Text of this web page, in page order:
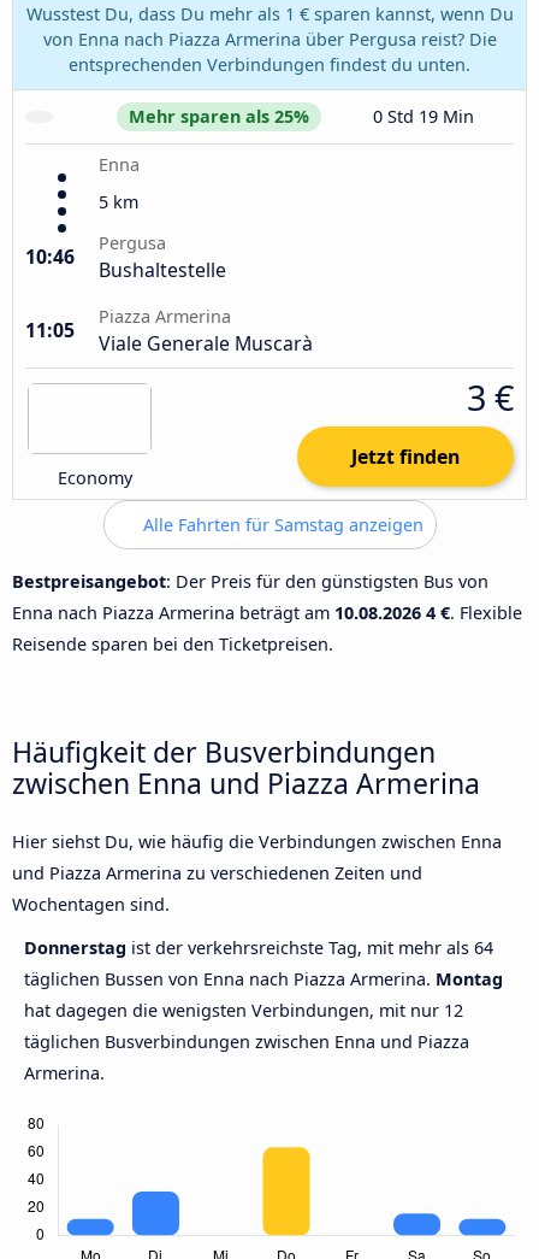
Wusstest Du, dass Du mehr als 1 € sparen kannst, wenn Du
von Enna nach Piazza Armerina über Pergusa reist? Die
entsprechenden Verbindungen findest du unten.
Mehr sparen als 25% 0 Std 19 Min
Enna
5 km
10:46
Pergusa
Bushaltestelle
11:05
Piazza Armerina
Viale Generale Muscarà
Economy
3 €
Jetzt finden
Alle Fahrten für Samstag anzeigen
Bestpreisangebot: Der Preis für den günstigsten Bus von
Enna nach Piazza Armerina beträgt am 10.08.2026 4 €. Flexible
Reisende sparen bei den Ticketpreisen.
Häufigkeit der Busverbindungen
zwischen Enna und Piazza Armerina
Hier siehst Du, wie häufig die Verbindungen zwischen Enna
und Piazza Armerina zu verschiedenen Zeiten und
Wochentagen sind.
Donnerstag ist der verkehrsreichste Tag, mit mehr als 64
täglichen Bussen von Enna nach Piazza Armerina. Montag
hat dagegen die wenigsten Verbindungen, mit nur 12
täglichen Busverbindungen zwischen Enna und Piazza
Armerina.